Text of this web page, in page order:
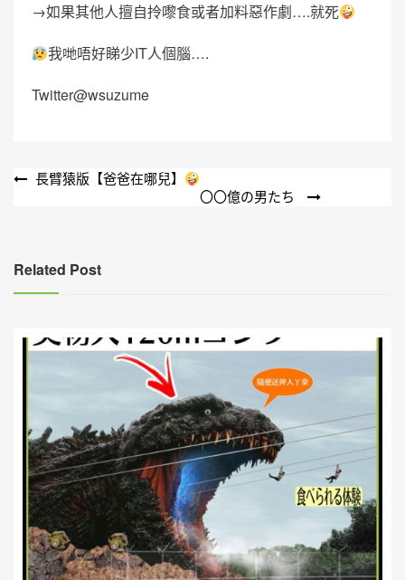
→如果其他人擅自拎嚟食或者加料惡作劇….就死
我哋唔好睇少IT人個腦….
Twitter@wsuzume
文
覽
長臂猿版【爸爸在哪兒】
〇〇億の男たち
Related Post